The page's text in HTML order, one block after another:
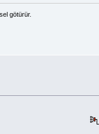
götürür.